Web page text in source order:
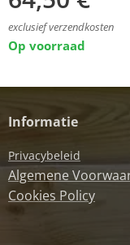
exclusief verzendkosten
Op voorraad
Informatie
Privacybeleid
Algemene
Cookies Policy